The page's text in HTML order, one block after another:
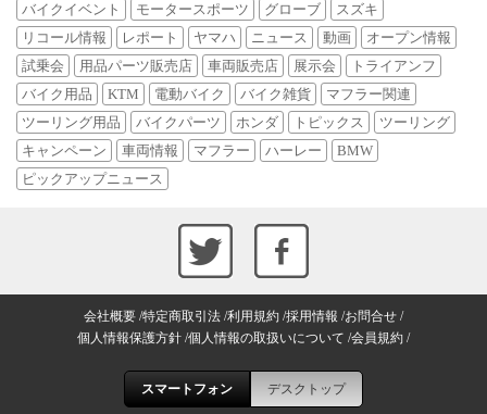
バイクイベント
モータースポーツ グローブ
スズキ
リコール情報
レポート ヤマハ ニュース 動画
オープン情報
試乗会
用品パーツ販売店 車両販売店 展示会
トライアンフ
バイク用品
KTM 電動バイク バイク雑貨
マフラー関連
ツーリング用品
バイクパーツ ホンダ トピックス
ツーリング
キャンペーン
車両情報 マフラー ハーレー
BMW
ピックアップニュース
会社概要 特定商取引法 利用規約 採用情報 お問合せ
個人情報保護方針 個人情報の取扱いについて 会員規約
スマートフォン デスクトップ